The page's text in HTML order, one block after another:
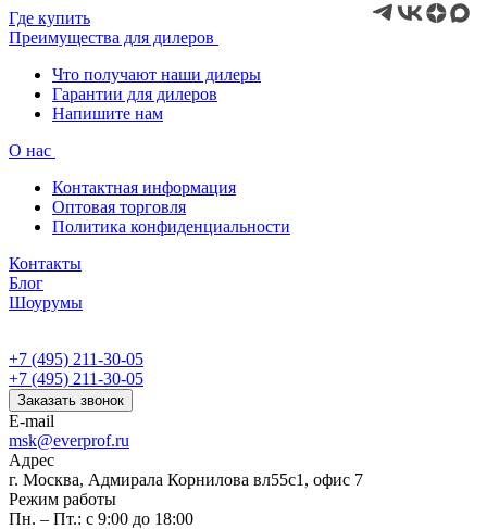
Где купить
Преимущества для дилеров
Что получают наши дилеры
Гарантии для дилеров
Напишите нам
О нас
Контактная информация
Оптовая торговля
Политика конфиденциальности
Контакты
Блог
Шоурумы
+7 (495) 211-30-05
+7 (495) 211-30-05
Заказать звонок
E-mail
msk@everprof.ru
Адрес
г. Москва, Адмирала Корнилова вл55с1, офис 7
Режим работы
Пн. – Пт.: с 9:00 до 18:00